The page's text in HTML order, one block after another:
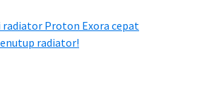
Proton Exora cepat
radiator!